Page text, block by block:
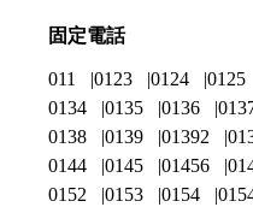
固定電話
011 0123 0124 0125
0134
0135 0136
0138
0139 01392
0144
0145 01456
0152
0153 0154